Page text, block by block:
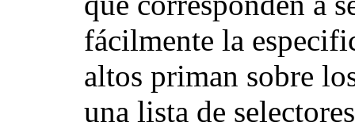
fácilmente la
altos priman sobre
una lista de